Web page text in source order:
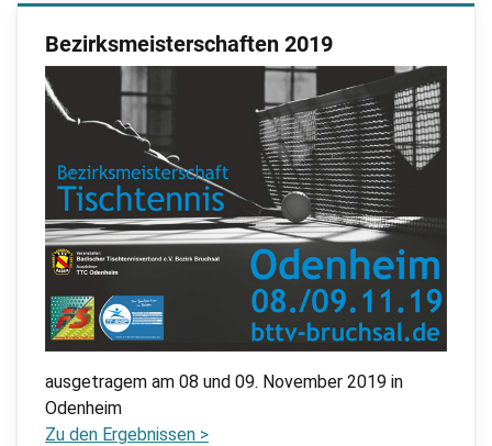
Bezirksmeisterschaften 2019
ausgetragem am 08 und 09. November 2019 in
Odenheim
Zu den Ergebnissen >